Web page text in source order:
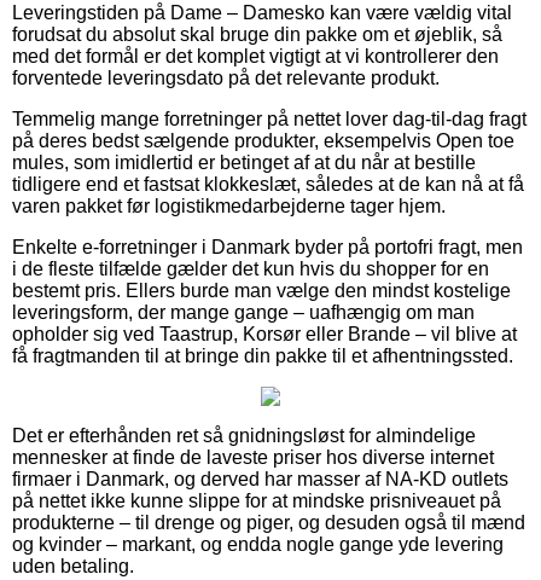
Leveringstiden på Dame – Damesko kan være vældig vital
forudsat du absolut skal bruge din pakke om et øjeblik, så
med det formål er det komplet vigtigt at vi kontrollerer den
forventede leveringsdato på det relevante produkt.
Temmelig mange forretninger på nettet lover dag-til-dag fragt
på deres bedst sælgende produkter, eksempelvis Open toe
mules, som imidlertid er betinget af at du når at bestille
tidligere end et fastsat klokkeslæt, således at de kan nå at få
varen pakket før logistikmedarbejderne tager hjem.
Enkelte e-forretninger i Danmark byder på portofri fragt, men
i de fleste tilfælde gælder det kun hvis du shopper for en
bestemt pris. Ellers burde man vælge den mindst kostelige
leveringsform, der mange gange – uafhængig om man
opholder sig ved Taastrup, Korsør eller Brande – vil blive at
få fragtmanden til at bringe din pakke til et afhentningssted.
Det er efterhånden ret så gnidningsløst for almindelige
mennesker at finde de laveste priser hos diverse internet
firmaer i Danmark, og derved har masser af NA-KD outlets
på nettet ikke kunne slippe for at mindske prisniveauet på
produkterne – til drenge og piger, og desuden også til mænd
og kvinder – markant, og endda nogle gange yde levering
uden betaling.